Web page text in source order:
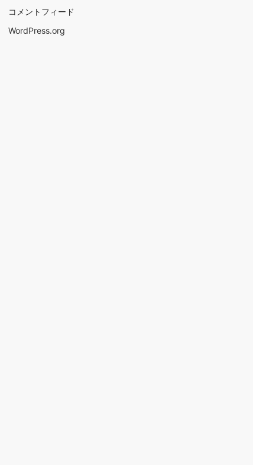
コメントフィード
WordPress.org